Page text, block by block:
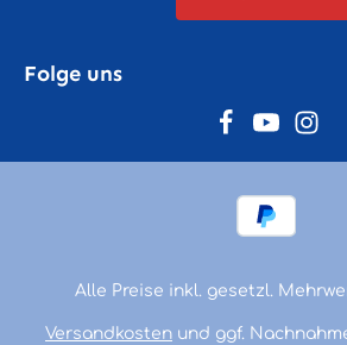
Folge uns
Alle Preise inkl. gesetzl.
Versandkosten und ggf.